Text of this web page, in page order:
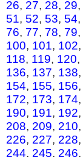
26, 27, 28, 29,
51, 52, 53, 54,
76, 77, 78, 79,
100, 101, 102,
118, 119, 120,
136, 137, 138,
154, 155, 156,
172, 173, 174,
190, 191, 192,
208, 209, 210,
226, 227, 228,
244, 245, 246,